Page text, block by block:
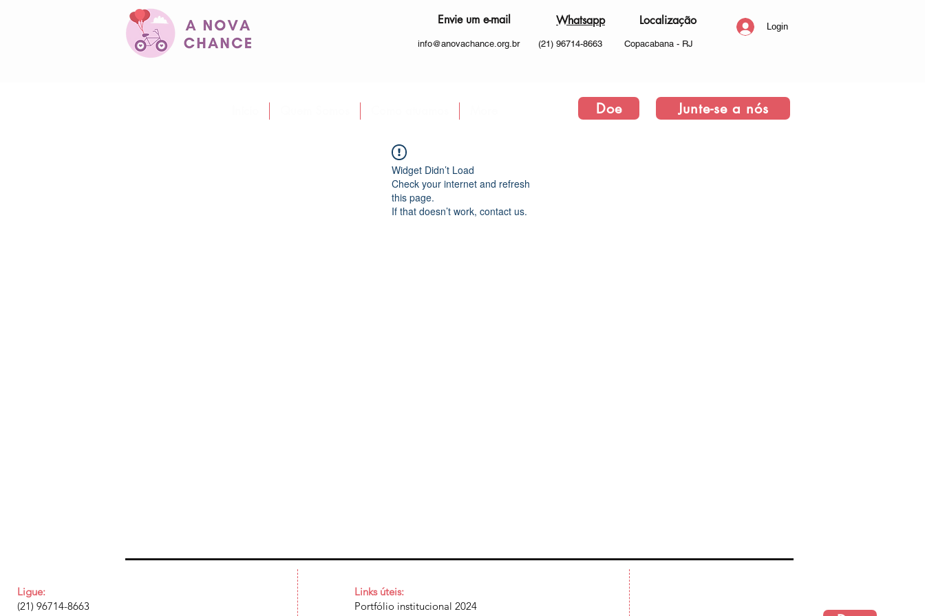
Envie um e-mail
info@anovachance.org.br
Whatsapp
(21) 96714-8663
Localização
Copacabana - RJ
Login
Doe Junte-se a nós
Widget Didn’t Load
Check your internet and refresh
this page.
If that doesn’t work, contact us.
Ligue:
(21) 96714-8663
Links úteis:
Portfólio institucional 2024